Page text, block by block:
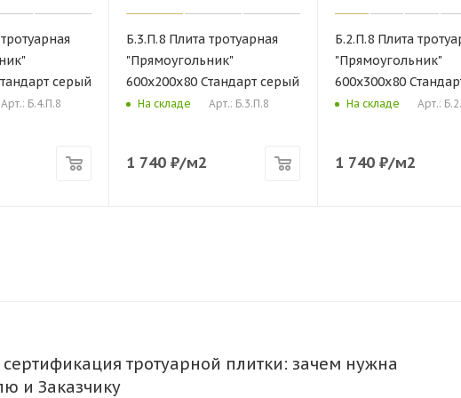
серый
Арт.: Б.4.П.8
Б.3.П.8 Плита тротуарная
"Прямоугольник"
600х200х80 Стандарт серый
На складе Арт.: Б.3.П.8
1 740 ₽/м2
Б.2.П.8 Плита
"Прямоугольник"
600х300х80
На складе Арт.:
1 740 ₽/м2
сертификация тротуарной плитки: зачем нужна
и Заказчику